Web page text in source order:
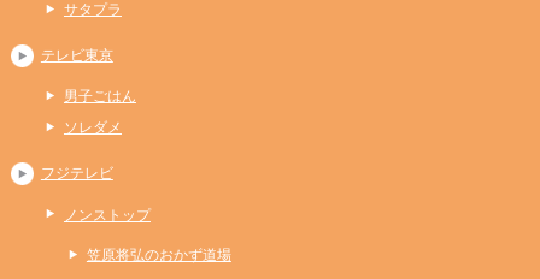
サタプラ
テレビ東京
男子ごはん
ソレダメ
フジテレビ
ノンストップ
笠原将弘のおかず道場